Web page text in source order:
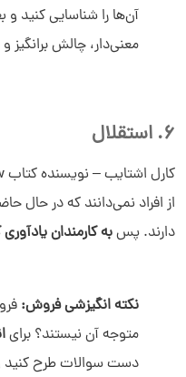
آن‌ها را شناسایی کنید و
معنی‌دار، چالش‌ برانگیز
6. استقلال
از افراد نمی‌دانند که در حال
دارند. پسبه کارمندان
نکته انگیزشی فروش:
متوجه آن نیستند؟ برای
دست سوالات طرح کنید